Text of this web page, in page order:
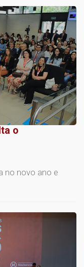
o
no novo ano e